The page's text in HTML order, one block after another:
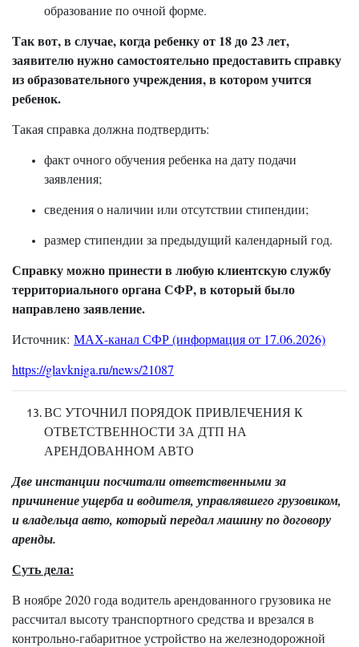
образование по очной форме.
Так вот, в случае, когда ребенку от 18 до 23 лет,
заявителю нужно самостоятельно предоставить справку
из образовательного учреждения, в котором учится
ребенок.
Такая справка должна подтвердить:
факт очного обучения ребенка на дату подачи
заявления;
сведения о наличии или отсутствии стипендии;
размер стипендии за предыдущий календарный год.
Справку можно принести в любую клиентскую службу
территориального органа СФР, в который было
направлено заявление.
Источник: МАХ-канал СФР (информация от 17.06.2026)
https://glavkniga.ru/news/21087
ВС УТОЧНИЛ ПОРЯДОК ПРИВЛЕЧЕНИЯ К
ОТВЕТСТВЕННОСТИ ЗА ДТП НА
АРЕНДОВАННОМ АВТО
Две инстанции посчитали ответственными за
причинение ущерба и водителя, управлявшего грузовиком,
и владельца авто, который передал машину по договору
аренды.
Суть дела:
В ноябре 2020 года водитель арендованного грузовика не
рассчитал высоту транспортного средства и врезался в
контрольно-габаритное устройство на железнодорожной